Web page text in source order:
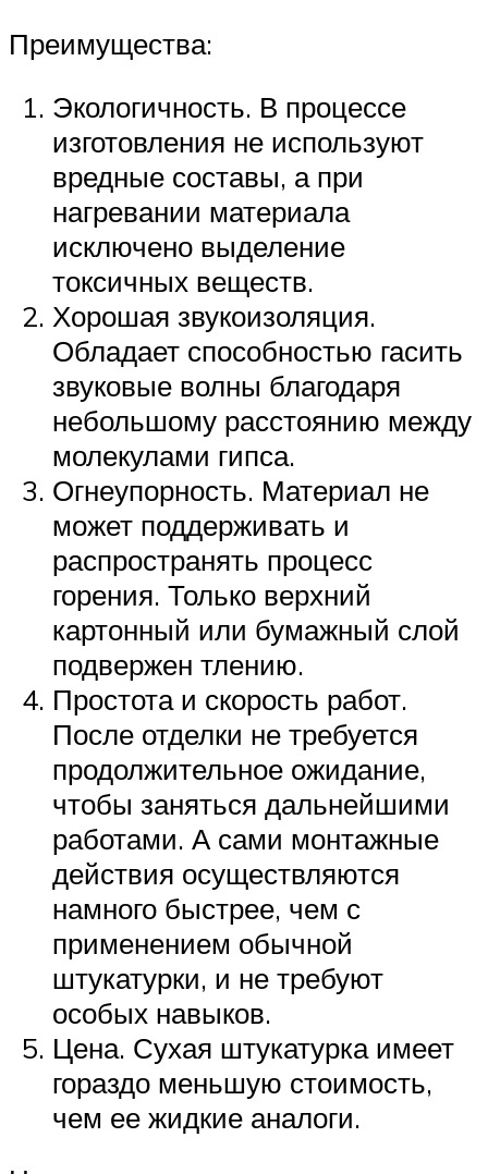
Преимущества:
Экологичность. В процессе
изготовления не используют
вредные составы, а при
нагревании материала
исключено выделение
токсичных веществ.
Хорошая звукоизоляция.
Обладает способностью гасить
звуковые волны благодаря
небольшому расстоянию между
молекулами гипса.
Огнеупорность. Материал не
может поддерживать и
распространять процесс
горения. Только верхний
картонный или бумажный слой
подвержен тлению.
Простота и скорость работ.
После отделки не требуется
продолжительное ожидание,
чтобы заняться дальнейшими
работами. А сами монтажные
действия осуществляются
намного быстрее, чем с
применением обычной
штукатурки, и не требуют
особых навыков.
Цена. Сухая штукатурка имеет
гораздо меньшую стоимость,
чем ее жидкие аналоги.